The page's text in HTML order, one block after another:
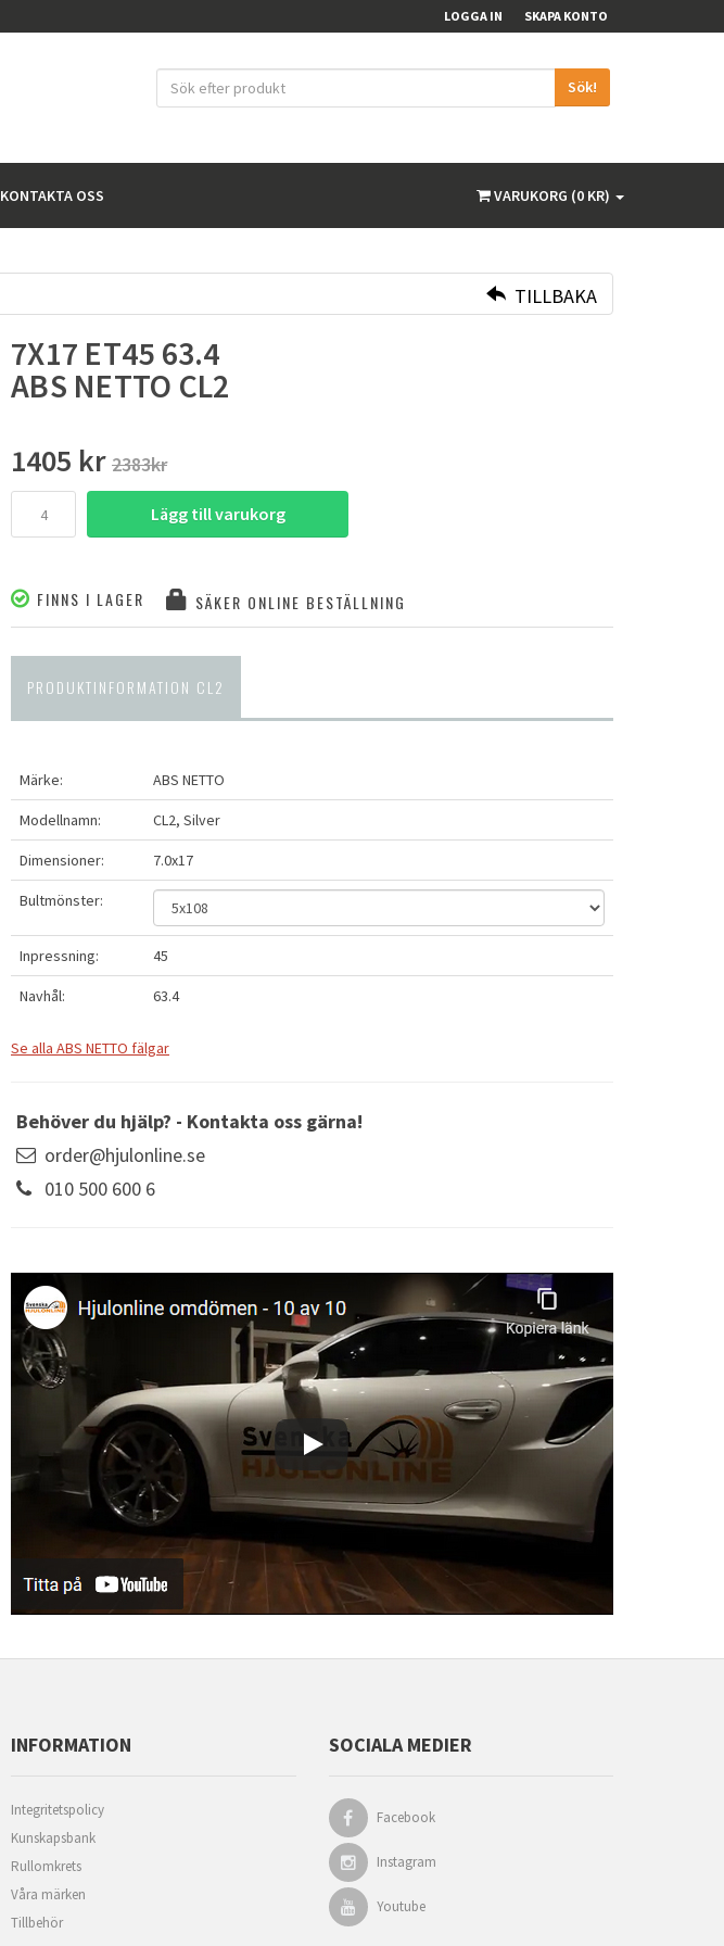
LOGGA IN SKAPA KONTO
Sök!
VARUKORG (0 KR)
KONTAKTA OSS
TILLBAKA
7X17 ET45 63.4
ABS NETTO CL2
1405 kr 2383kr
Lägg till varukorg
FINNS I LAGER SÄKER ONLINE BESTÄLLNING
PRODUKTINFORMATION CL2
Märke: ABS NETTO
Modellnamn: CL2, Silver
Dimensioner: 7.0x17
Bultmönster:
Inpressning: 45
Navhål: 63.4
Se alla ABS NETTO fälgar
Behöver du hjälp? - Kontakta oss gärna!
order@hjulonline.se
010 500 600 6
INFORMATION
Integritetspolicy
Kunskapsbank
Rullomkrets
Våra märken
Tillbehör
SOCIALA MEDIER
Facebook
Instagram
Youtube